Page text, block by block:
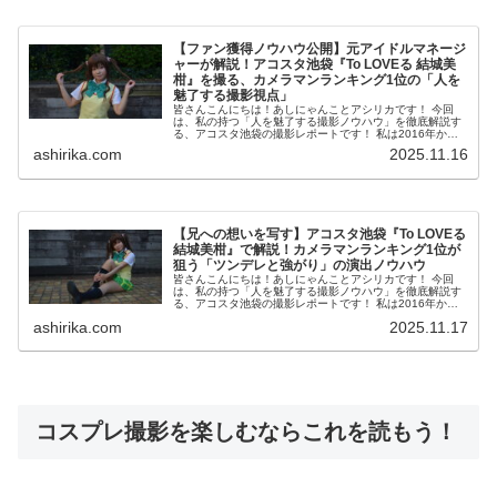
【ファン獲得ノウハウ公開】元アイドルマネージ
ャーが解説！アコスタ池袋『To LOVEる 結城美
柑』を撮る、カメラマンランキング1位の「人を
魅了する撮影視点」
皆さんこんにちは！あしにゃんことアシリカです！ 今回
は、私の持つ「人を魅了する撮影ノウハウ」を徹底解説す
る、アコスタ池袋の撮影レポートです！ 私は2016年から
ashirika.com 2025.11.16
【兄への想いを写す】アコスタ池袋『To LOVEる
結城美柑』で解説！カメラマンランキング1位が
狙う「ツンデレと強がり」の演出ノウハウ
皆さんこんにちは！あしにゃんことアシリカです！ 今回
は、私の持つ「人を魅了する撮影ノウハウ」を徹底解説す
る、アコスタ池袋の撮影レポートです！ 私は2016年から
ashirika.com 2025.11.17
コスプレ撮影を楽しむならこれを読もう！